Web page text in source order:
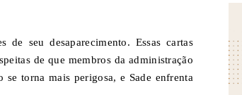
de seu desaparecimento. Essas cartas
de que membros da administração
torna mais perigosa, e Sade enfrenta